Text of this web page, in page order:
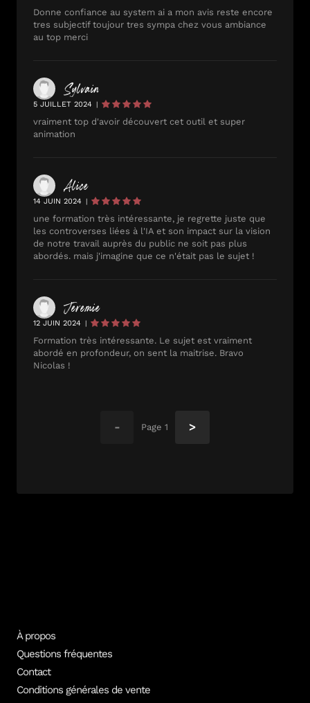
Donne confiance au system ai a mon avis reste encore
tres subjectif toujour tres sympa chez vous ambiance
au top merci
Sylvain
5 JUILLET 2024 |
vraiment top d'avoir découvert cet outil et super
animation
Alice
14 JUIN 2024 |
une formation très intéressante, je regrette juste que
les controverses liées à l'IA et son impact sur la vision
de notre travail auprès du public ne soit pas plus
abordés. mais j'imagine que ce n'était pas le sujet !
Jeremie
12 JUIN 2024 |
Formation très intéressante. Le sujet est vraiment
abordé en profondeur, on sent la maitrise. Bravo
Nicolas !
- Page 1 >
À propos
Questions fréquentes
Contact
Conditions générales de vente